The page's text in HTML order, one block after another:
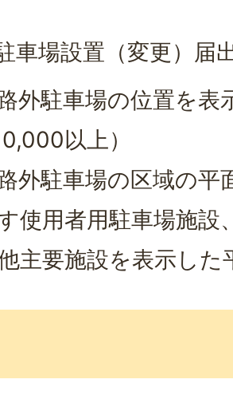
車場設置（変更）届
外駐車場の位置を表
以上）
外駐車場の区域の平
使用者用駐車場施設
主要施設を表示し